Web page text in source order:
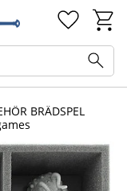
BRÄDSPEL